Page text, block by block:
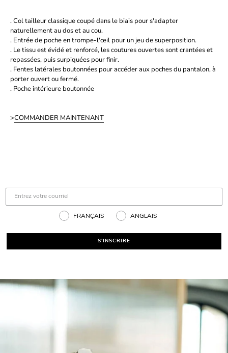
. Col tailleur classique coupé dans le biais pour s'adapter
naturellement au dos et au cou.
. Entrée de poche en trompe-l'œil pour un jeu de superposition.
. Le tissu est évidé et renforcé, les coutures ouvertes sont crantées et
repassées, puis surpiquées pour finir.
. Fentes latérales boutonnées pour accéder aux poches du pantalon, à
porter ouvert ou fermé.
. Poche intérieure boutonnée
>COMMANDER MAINTENANT
FRANÇAIS ANGLAIS
S'INSCRIRE